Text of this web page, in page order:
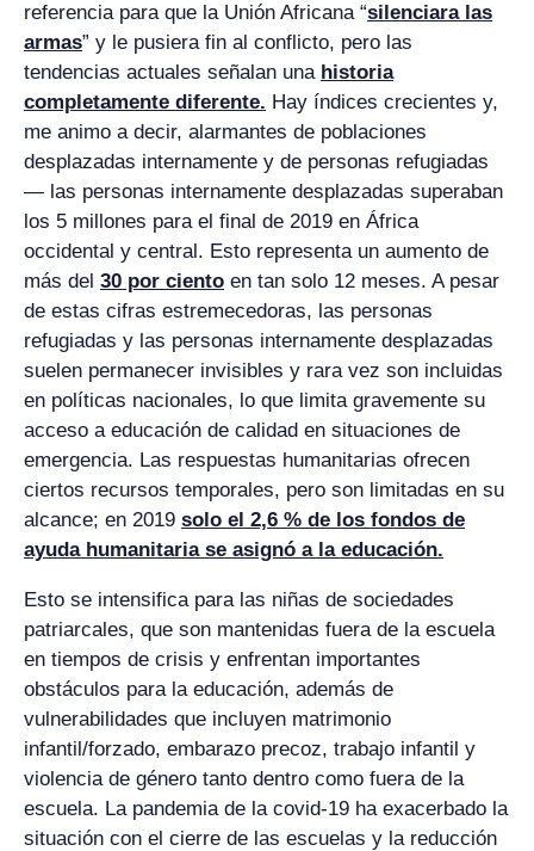
referencia para que la Unión Africana “silenciara las
armas” y le pusiera fin al conflicto, pero las
tendencias actuales señalan una historia
completamente diferente. Hay índices crecientes y,
me animo a decir, alarmantes de poblaciones
desplazadas internamente y de personas refugiadas
— las personas internamente desplazadas superaban
los 5 millones para el final de 2019 en África
occidental y central. Esto representa un aumento de
más del 30 por ciento en tan solo 12 meses. A pesar
de estas cifras estremecedoras, las personas
refugiadas y las personas internamente desplazadas
suelen permanecer invisibles y rara vez son incluidas
en políticas nacionales, lo que limita gravemente su
acceso a educación de calidad en situaciones de
emergencia. Las respuestas humanitarias ofrecen
ciertos recursos temporales, pero son limitadas en su
alcance; en 2019 solo el 2,6 % de los fondos de
ayuda humanitaria se asignó a la educación.
Esto se intensifica para las niñas de sociedades
patriarcales, que son mantenidas fuera de la escuela
en tiempos de crisis y enfrentan importantes
obstáculos para la educación, además de
vulnerabilidades que incluyen matrimonio
infantil/forzado, embarazo precoz, trabajo infantil y
violencia de género tanto dentro como fuera de la
escuela. La pandemia de la covid-19 ha exacerbado la
situación con el cierre de las escuelas y la reducción